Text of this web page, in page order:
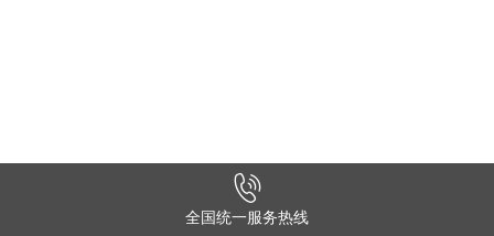
全国统一服务热线